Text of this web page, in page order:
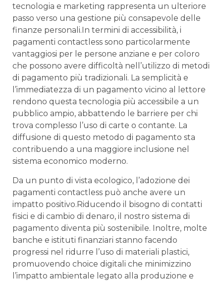
tecnologia e marketing ⁢rappresenta ‍un ‍ulteriore
passo verso ⁤una gestione più ​consapevole delle
finanze ​personali.In termini di accessibilità, i
pagamenti contactless sono particolarmente
vantaggiosi‌ per le persone ⁣anziane e ⁢per coloro
che possono avere difficoltà nell’utilizzo di metodi
di pagamento​ più tradizionali. La semplicità ‌e
l’immediatezza di un pagamento vicino al lettore
rendono questa tecnologia più ​accessibile⁣ a un
pubblico ampio, abbattendo le ⁤barriere per chi
trova⁣ complesso l’uso di carte ⁢o contante. La
diffusione di questo ⁣metodo di pagamento⁣ sta
contribuendo a una maggiore inclusione nel
sistema economico moderno.
Da un ‌punto di vista ‍ecologico, l’adozione dei
pagamenti ⁢contactless può ​anche avere un
impatto positivo.Riducendo il bisogno di contatti
fisici e ⁤di cambio ⁢di denaro, il nostro sistema di
pagamento diventa più sostenibile. Inoltre, molte
⁤banche e‍ istituti ‌finanziari stanno facendo⁢
progressi nel ridurre l’uso di materiali plastici,
promuovendo choice digitali che ‍minimizzino
⁢l’impatto ambientale legato alla produzione‌ e ​